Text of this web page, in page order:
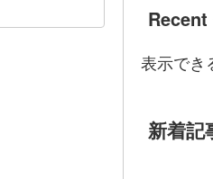
表示でき
新着記